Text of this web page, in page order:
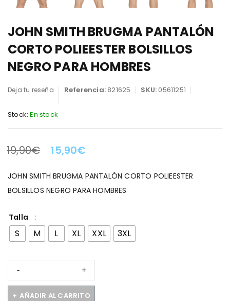
JOHN SMITH BRUGMA PANTALÓN
CORTO POLIEESTER BOLSILLOS
NEGRO PARA HOMBRES
Deja tu reseña Referencia: 821625 SKU:05611251
Stock: En stock
LA OFERTA TERMINA EN:
19,90€ 15,90€
JOHN SMITH BRUGMA PANTALÓN CORTO POLIEESTER
BOLSILLOS NEGRO PARA HOMBRES
Talla
S M L XL XXL 3XL
AÑADIR AL CARRITO